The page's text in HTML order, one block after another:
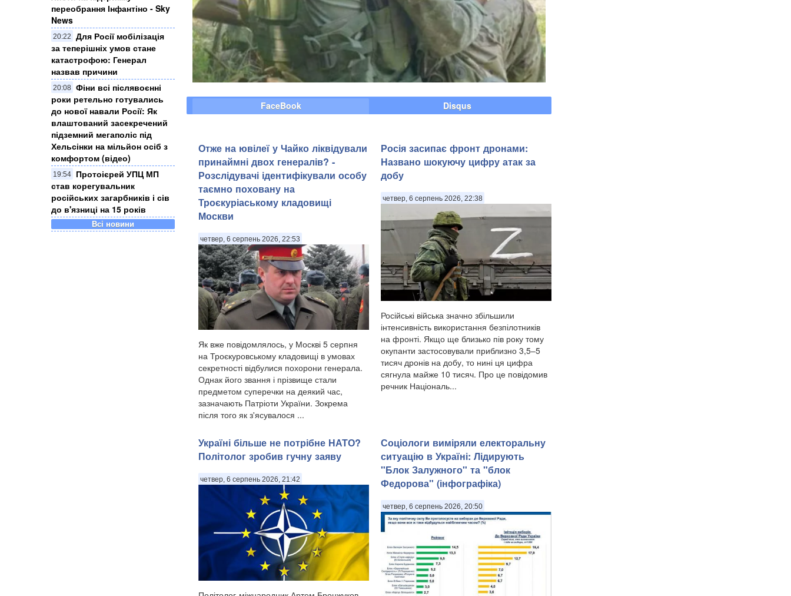
переобрання Інфантіно - Sky
News
20:22
Для Росії мобілізація
за теперішніх умов стане
катастрофою: Генерал
назвав причини
20:08 Фіни всі післявоєнні
роки ретельно готувались
до нової навали Росії: Як
влаштований засекречений
підземний мегаполіс під
Хельсінки на мільйон осіб з
комфортом (відео)
19:54
Протоієрей УПЦ МП
став корегувальник
російських загарбників і сів
до в'язниці на 15 років
Всі новини
FaceBook Disqus
Отже на ювілеї у Чайко ліквідували
принаймні двох генералів? -
Розслідувачі ідентифікували особу
таємно поховану на
Троєкуріаському кладовищі
Москви
четвер, 6 серпень 2026, 22:53
Як вже повідомлялось, у Москві 5 серпня
на Троєкуровському кладовищі в умовах
секретності відбулися похорони генерала.
Однак його звання і прізвище стали
предметом суперечки на деякий час,
зазначають Патріоти України. Зокрема
після того як з'ясувалося ...
Росія засипає фронт дронами:
Названо шокуючу цифру атак за
добу
четвер, 6 серпень 2026, 22:38
Російські війська значно збільшили
інтенсивність використання безпілотників
на фронті. Якщо ще близько пів року тому
окупанти застосовували приблизно 3,5–5
тисяч дронів на добу, то нині ця цифра
сягнула майже 10 тисяч. Про це повідомив
речник Національ...
Україні більше не потрібне НАТО?
Політолог зробив гучну заяву
четвер, 6 серпень 2026, 21:42
Соціологи виміряли електоральну
ситуацію в Україні: ​Лідирують
"Блок Залужного" та "блок
Федорова" (інфографіка)
четвер, 6 серпень 2026, 20:50